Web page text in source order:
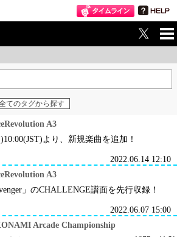
てのタグから探す
A3
より、新規楽曲を追加！
2022.06.14 12:10
A3
」のCHALLENGE譜面を先行収録！
2022.06.07 15:00
Arcade Championship